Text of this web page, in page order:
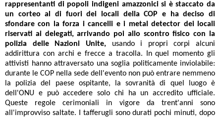
rappresentanti di popoli indigeni amazzonici si è staccato da
un corteo al di fuori dei locali della COP e ha deciso di
sfondare con la forza i cancelli e i metal detector dei locali
riservati ai delegati, arrivando poi allo scontro fisico con la
polizia delle Nazioni Unite, usando i propri corpi alcuni
addirittura con archi e frecce a tracolla. In quel momento gli
attivisti hanno attraversato una soglia politicamente inviolabile:
durante le COP nella sede dell'evento non può entrare nemmeno
la polizia del paese ospitante, la sovranità di quel luogo è
dell'ONU e può accedere solo chi ha un accredito ufficiale.
Queste regole cerimoniali in vigore da trent'anni sono
all'improvviso saltate. I tafferugli sono durati pochi minuti, dopo